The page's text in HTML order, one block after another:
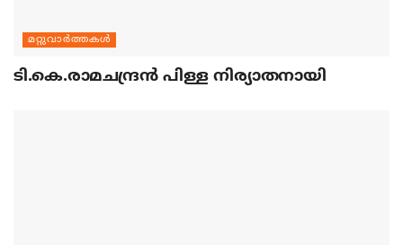
മറ്റുവാര്‍ത്തകള്‍
ടി.കെ.രാമചന്ദ്രന്‍ പിള്ള നിര്യാതനായി